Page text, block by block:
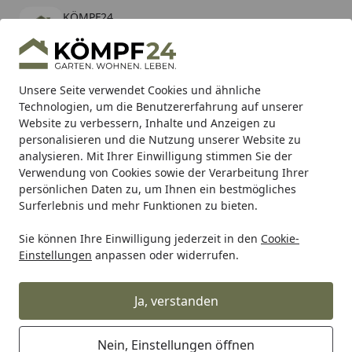
Unsere Seite verwendet Cookies und ähnliche
Technologien, um die Benutzererfahrung auf unserer
Website zu verbessern, Inhalte und Anzeigen zu
personalisieren und die Nutzung unserer Website zu
analysieren. Mit Ihrer Einwilligung stimmen Sie der
Verwendung von Cookies sowie der Verarbeitung Ihrer
persönlichen Daten zu, um Ihnen ein bestmögliches
Surferlebnis und mehr Funktionen zu bieten.
Sie können Ihre Einwilligung jederzeit in den Cookie-
Einstellungen anpassen oder widerrufen.
Ja, verstanden
Nein, Einstellungen öffnen
KÖMPF24
kostenlos - Im App Store
Hotline
Alle Produkte
Mein Konto
Suchen
Karibu Pools inkl. gratis Sandfilteranlage & Pool-
Starterset (Gesamtwert bis 468,99€)
Startseite
Microplane Microplane Handschuhe
Microplane Handschuhe
Ihre Artikelübersicht